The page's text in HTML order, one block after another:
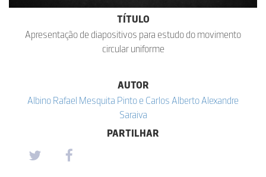
TÍTULO
Apresentação de diapositivos para estudo do movimento
circular uniforme
AUTOR
Albino Rafael Mesquita Pinto e Carlos Alberto Alexandre
Saraiva
PARTILHAR